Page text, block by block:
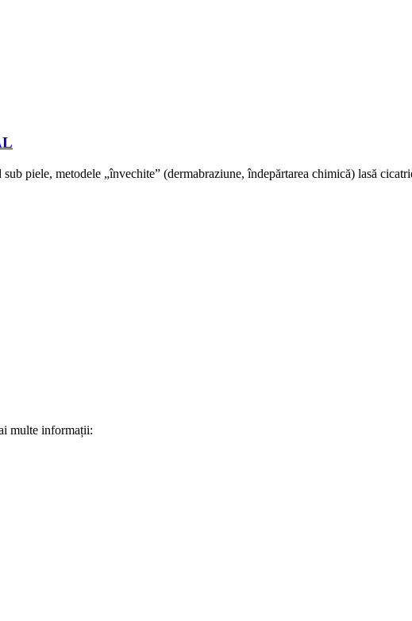
piele, metodele „învechite” (dermabraziune, îndepărtarea chimică) lasă
multe informații: